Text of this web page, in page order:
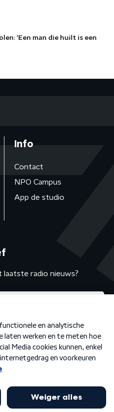
'Een man die huilt is een
Info
Contact
NPO Campus
App de studio
radio nieuws?